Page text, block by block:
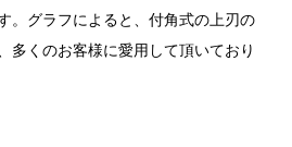
。グラフによると、付角式の上刃の
多くのお客様に愛用して頂いており